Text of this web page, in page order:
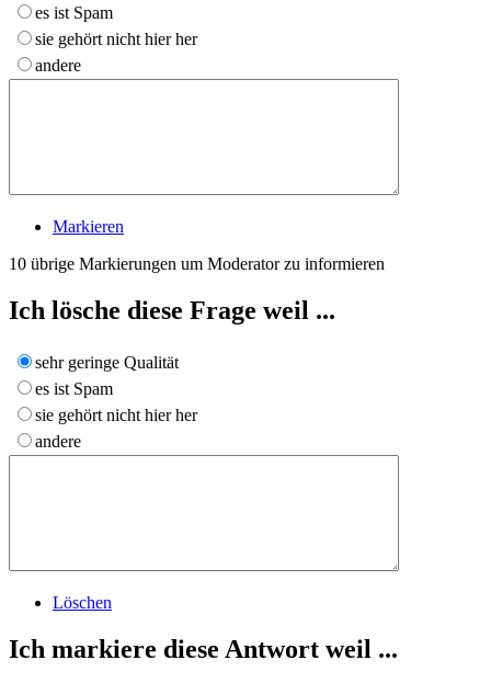
es ist Spam
sie gehört nicht hier her
andere
Markieren
10 übrige Markierungen um Moderator zu informieren
Ich lösche diese Frage weil ...
sehr geringe Qualität
es ist Spam
sie gehört nicht hier her
andere
Löschen
Ich markiere diese Antwort weil ...